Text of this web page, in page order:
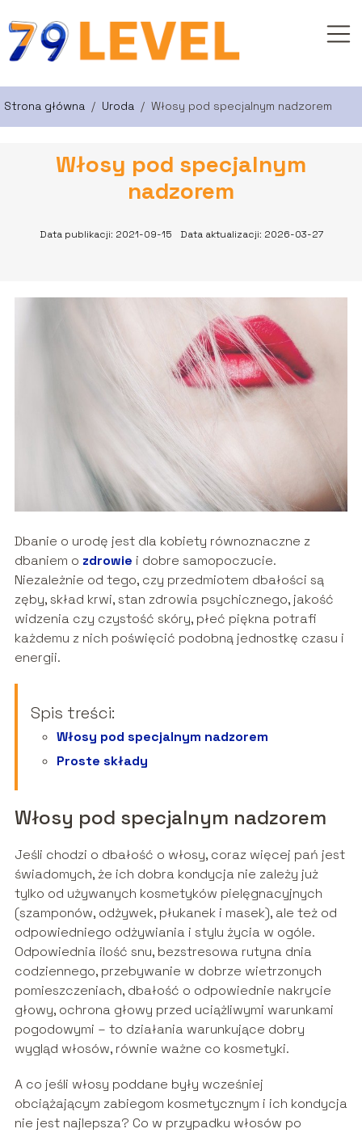
Strona główna / Uroda / Włosy pod specjalnym nadzorem
Włosy pod specjalnym
nadzorem
Data publikacji: 2021-09-15 Data aktualizacji: 2026-03-27
Dbanie o urodę jest dla kobiety równoznaczne z
dbaniem o zdrowie i dobre samopoczucie.
Niezależnie od tego, czy przedmiotem dbałości są
zęby, skład krwi, stan zdrowia psychicznego, jakość
widzenia czy czystość skóry, płeć piękna potrafi
każdemu z nich poświęcić podobną jednostkę czasu i
energii.
Spis treści:
Włosy pod specjalnym nadzorem
Proste składy
Włosy pod specjalnym nadzorem
Jeśli chodzi o dbałość o włosy, coraz więcej pań jest
świadomych, że ich dobra kondycja nie zależy już
tylko od używanych kosmetyków pielęgnacyjnych
(szamponów, odżywek, płukanek i masek), ale też od
odpowiedniego odżywiania i stylu życia w ogóle.
Odpowiednia ilość snu, bezstresowa rutyna dnia
codziennego, przebywanie w dobrze wietrzonych
pomieszczeniach, dbałość o odpowiednie nakrycie
głowy, ochrona głowy przed uciążliwymi warunkami
pogodowymi – to działania warunkujące dobry
wygląd włosów, równie ważne co kosmetyki.
A co jeśli włosy poddane były wcześniej
obciążającym zabiegom kosmetycznym i ich kondycja
nie jest najlepsza? Co w przypadku włosów po